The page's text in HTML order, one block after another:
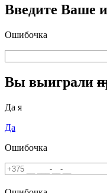
Введите Ваше
Ошибочка
Вы выиграли
Да я
Да
Ошибочка